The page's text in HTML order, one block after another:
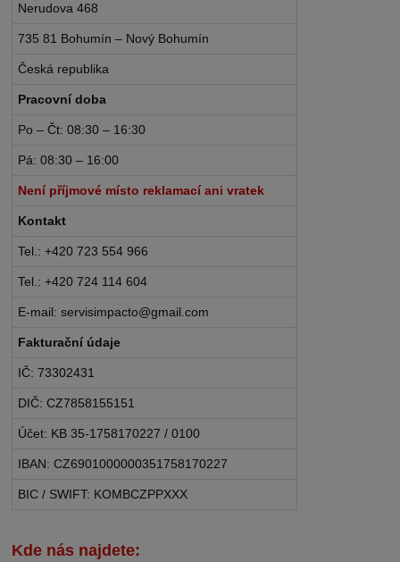
Nerudova 468
735 81 Bohumín – Nový Bohumín
Česká republika
Pracovní doba
Po – Čt: 08:30 – 16:30
Pá: 08:30 – 16:00
Není příjmové místo reklamací ani vratek
Kontakt
Tel.: +420 723 554 966
Tel.: +420 724 114 604
E-mail: servisimpacto@gmail.com
Fakturační údaje
IČ: 73302431
DIČ: CZ7858155151
Účet: KB 35-1758170227 / 0100
IBAN: CZ6901000000351758170227
BIC / SWIFT: KOMBCZPPXXX
Kde nás najdete: